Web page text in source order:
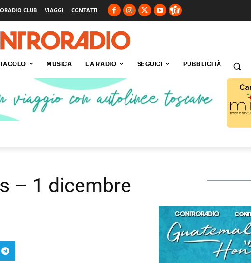
CLUB VIAGGI CONTATTI
MUSICA LA RADIO SEGUICI PUBBLICITÀ
– 1 dicembre